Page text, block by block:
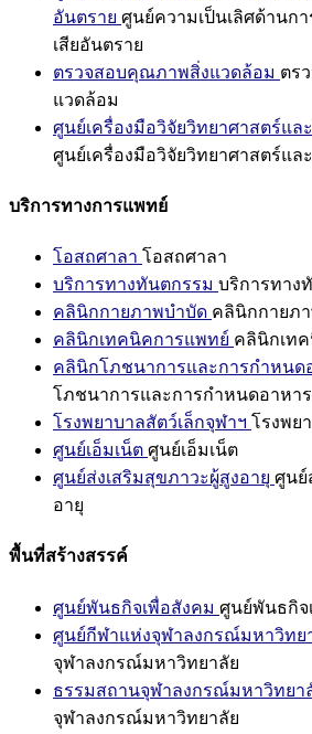
อันตราย ศูนย์ความเป็นเลิศด้านก
เสียอันตราย
ตรวจสอบคุณภาพสิ่งแวดล้อม ตร
แวดล้อม
ศูนย์เครื่องมือวิจัยวิทยาศาสตร์แล
ศูนย์เครื่องมือวิจัยวิทยาศาสตร์แล
บริการทางการแพทย์
โอสถศาลา โอสถศาลา
บริการทางทันตกรรม บริการทาง
คลินิกกายภาพบำบัด คลินิกกายภ
คลินิกเทคนิคการแพทย์ คลินิกเท
คลินิกโภชนาการและการกำหนด
โภชนาการและการกำหนดอาหาร
โรงพยาบาลสัตว์เล็กจุฬาฯ โรงพย
ศูนย์เอ็มเน็ต ศูนย์เอ็มเน็ต
ศูนย์ส่งเสริมสุขภาวะผู้สูงอายุ ศูนย์
อายุ
พื้นที่สร้างสรรค์
ศูนย์พันธกิจเพื่อสังคม ศูนย์พันธกิจ
ศูนย์กีฬาแห่งจุฬาลงกรณ์มหาวิทย
จุฬาลงกรณ์มหาวิทยาลัย
ธรรมสถานจุฬาลงกรณ์มหาวิทยา
จุฬาลงกรณ์มหาวิทยาลัย